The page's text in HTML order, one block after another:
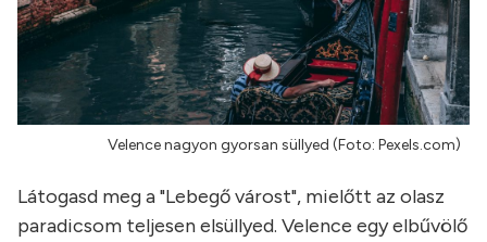
Velence nagyon gyorsan süllyed (Foto: Pexels.com)
Látogasd meg a "Lebegő várost", mielőtt az olasz
paradicsom teljesen elsüllyed. Velence egy elbűvölő